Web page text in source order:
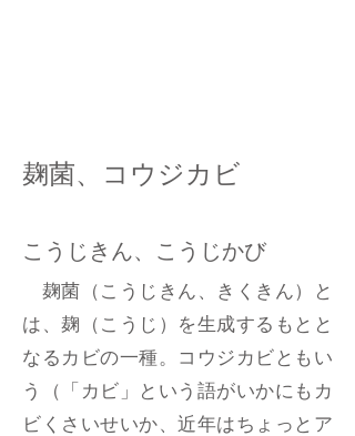
麹菌、コウジカビ
こうじきん、こうじかび
麹菌（こうじきん、きくきん）と
は、麹（こうじ）を生成するもとと
なるカビの一種。コウジカビともい
う（「カビ」という語がいかにもカ
ビくさいせいか、近年はちょっとア